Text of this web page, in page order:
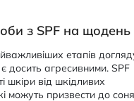
з SPF на щодень
етапів
досить агресивними. SPF
шкіри від шкідливих
можуть призвести до